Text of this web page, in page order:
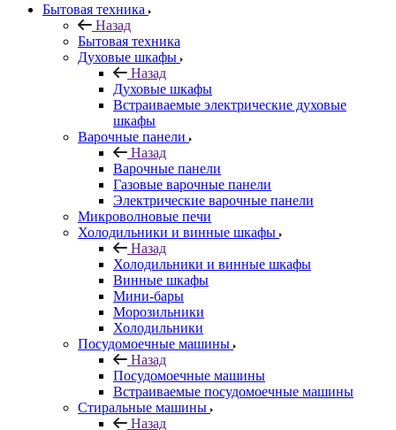
Бытовая техника
Назад
Бытовая техника
Духовые шкафы
Назад
Духовые шкафы
Встраиваемые электрические духовые
шкафы
Варочные панели
Назад
Варочные панели
Газовые варочные панели
Электрические варочные панели
Микроволновые печи
Холодильники и винные шкафы
Назад
Холодильники и винные шкафы
Винные шкафы
Мини-бары
Морозильники
Холодильники
Посудомоечные машины
Назад
Посудомоечные машины
Встраиваемые посудомоечные машины
Стиральные машины
Назад